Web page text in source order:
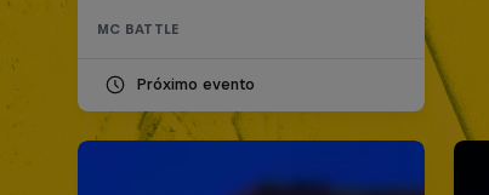
MC BATTLE
Próximo evento